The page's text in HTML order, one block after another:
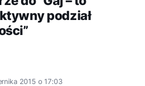
podział
2015 o 17:03